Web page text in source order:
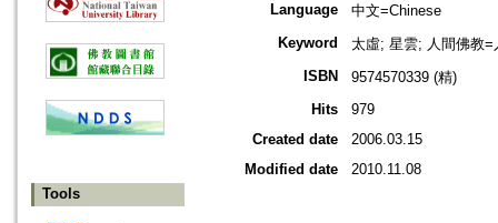
Tools
Language
中文=Chinese
Keyword
太虛; 星雲; 人間佛教
ISBN
9574570339 (精)
Hits
979
Created date
2006.03.15
Modified date
2010.11.08